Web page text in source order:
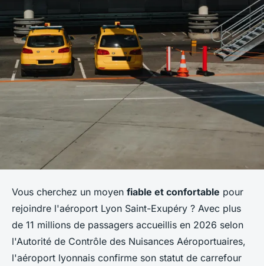
Vous cherchez un moyen fiable et confortable pour
rejoindre l'aéroport Lyon Saint-Exupéry ? Avec plus
de 11 millions de passagers accueillis en 2026 selon
l'Autorité de Contrôle des Nuisances Aéroportuaires,
l'aéroport lyonnais confirme son statut de carrefour